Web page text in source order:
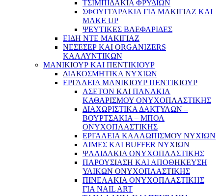
ΤΣΙΜΠΙΔΑΚΙΑ ΦΡΥΔΙΩΝ
ΣΦΟΥΓΓΑΡΑΚΙΑ ΓΙΑ ΜΑΚΙΓΙΑZ ΚΑΙ
MAKE UP
ΨΕΥΤΙΚΕΣ ΒΛΕΦΑΡΙΔΕΣ
ΕΙΔΗ ΝΤΕ ΜΑΚΙΓΙΑΖ
ΝΕΣΕΣΕΡ ΚΑΙ ORGANIZERS
ΚΑΛΛΥΝΤΙΚΩΝ
ΜΑΝΙΚΙΟΥΡ ΚΑΙ ΠΕΝΤΙΚΙΟΥΡ
ΔΙΑΚΟΣΜΗΤΙΚΑ ΝΥΧΙΩΝ
ΕΡΓΑΛΕΙΑ ΜΑΝΙΚΙΟΥΡ ΠΕΝΤΙΚΙΟΥΡ
ΑΣΕΤΟΝ ΚΑΙ ΠΑΝΑΚΙΑ
ΚΑΘΑΡΙΣΜΟΥ ΟΝΥΧΟΠΛΑΣΤΙΚΗΣ
ΔΙΑΧΩΡΙΣΤΙΚΑ ΔΑΚΤΥΛΩΝ –
ΒΟΥΡΤΣΑΚΙΑ – ΜΠΟΛ
ΟΝΥΧΟΠΛΑΣΤΙΚΗΣ
ΕΡΓΑΛΕΙΑ ΚΑΛΛΩΠΙΣΜΟΥ ΝΥΧΙΩΝ
ΛΙΜΕΣ ΚΑΙ BUFFER ΝΥΧΙΩΝ
ΨΑΛΙΔΑΚΙΑ ΟΝΥΧΟΠΛΑΣΤΙΚΗΣ
ΠΑΡΟΥΣΙΑΣΗ ΚΑΙ ΑΠΟΘΗΚΕΥΣΗ
ΥΛΙΚΩΝ ΟΝΥΧΟΠΛΑΣΤΙΚΗΣ
ΠΙΝΕΛΑΚΙΑ ΟΝΥΧΟΠΛΑΣΤΙΚΗΣ
ΓΙΑ NAIL ART